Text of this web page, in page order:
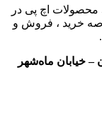
اچ پی در
خرید ، فروش و
– خیابان ماه‌شهر